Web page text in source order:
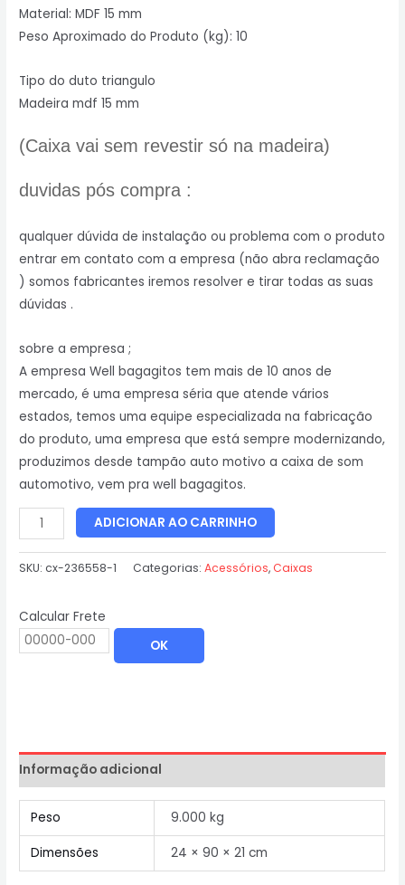
Material: MDF 15 mm
Peso Aproximado do Produto (kg): 10
Tipo do duto triangulo
Madeira mdf 15 mm
(Caixa vai sem revestir só na madeira)
duvidas pós compra :
qualquer dúvida de instalação ou problema com o produto
entrar em contato com a empresa (não abra reclamação
) somos fabricantes iremos resolver e tirar todas as suas
dúvidas .
sobre a empresa ;
A empresa Well bagagitos tem mais de 10 anos de
mercado, é uma empresa séria que atende vários
estados, temos uma equipe especializada na fabricação
do produto, uma empresa que está sempre modernizando,
produzimos desde tampão auto motivo a caixa de som
automotivo, vem pra well bagagitos.
ADICIONAR AO CARRINHO
SKU:cx-236558-1 Categorias:Acessórios,Caixas
Calcular Frete
OK
Informação adicional
Peso 9.000 kg
Dimensões 24 × 90 × 21 cm